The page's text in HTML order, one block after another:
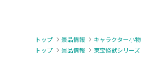
トップ 景品情報 キャラクター小物
トップ
景品情報 東宝怪獣シリーズ